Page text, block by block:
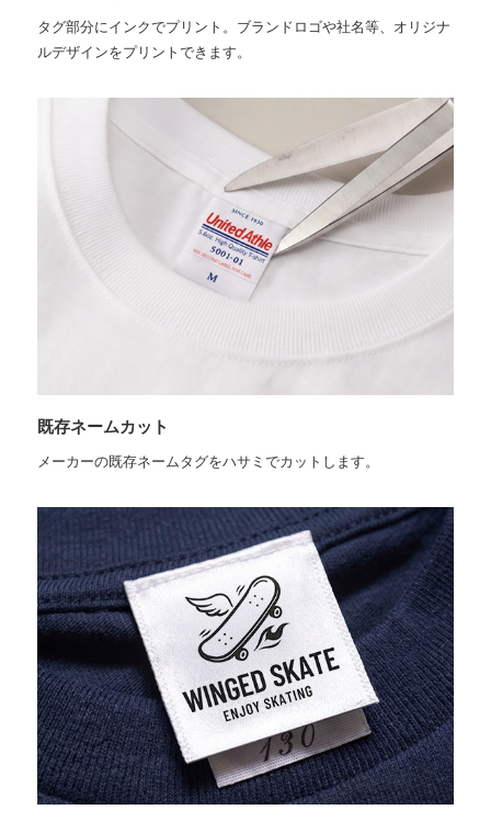
タグ部分にインクでプリント。ブランドロゴや社名等、オリジナ
ルデザインをプリントできます。
既存ネームカット
メーカーの既存ネームタグをハサミでカットします。